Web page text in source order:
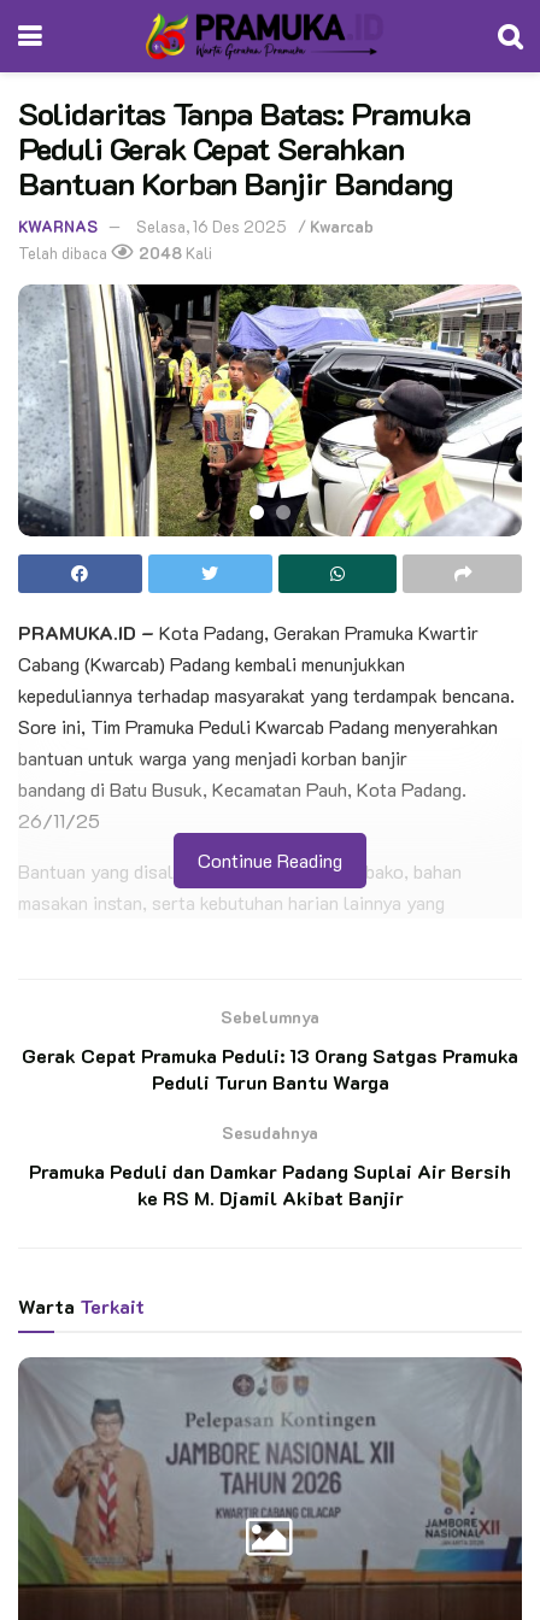
Solidaritas Tanpa Batas: Pramuka
Peduli Gerak Cepat Serahkan
Bantuan Korban Banjir Bandang
KWARNAS Selasa, 16 Des 2025 / Kwarcab
Telah dibaca
2048 Kali
PRAMUKA.ID – Kota Padang, Gerakan Pramuka Kwartir
Cabang (Kwarcab) Padang kembali menunjukkan
kepeduliannya terhadap masyarakat yang terdampak bencana.
Sore ini, Tim Pramuka Peduli Kwarcab Padang menyerahkan
bantuan untuk warga yang menjadi korban banjir
bandang di Batu Busuk, Kecamatan Pauh, Kota Padang.
26/11/25
Bantuan yang disalurkan berupa paket sembako, bahan
masakan instan, serta kebutuhan harian lainnya yang
Kontingen Pramuka Kwarcab Cilacap Siap
Berlaga di Jambore Nasional XII
Kegiatan penyerahan ini dipimpin langsung oleh Kak
Zulhendri, selaku Waka Bina Muda Kwarcab Padang, yang
hadir mewakili Ketua Kwarcab Padang, Kak Andree Algamar.
Turut mendampingi Sekretaris Kwarcab Padang, Kak Darmalis
Kak Afirdal selaku bendahara, serta jajaran andalan Kwarcab
Padang yang terlibat dalam aksi kemanusiaan tersebut.
Continue Reading
Sebelumnya
Gerak Cepat Pramuka Peduli: 13 Orang Satgas Pramuka
Peduli Turun Bantu Warga
Sesudahnya
Pramuka Peduli dan Damkar Padang Suplai Air Bersih
ke RS M. Djamil Akibat Banjir
Warta Terkait